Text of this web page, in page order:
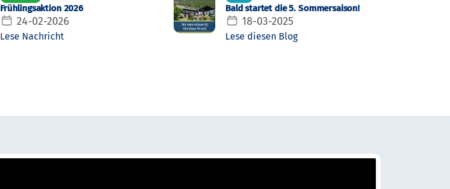
Frühlingsaktion 2026
24-02-2026
Lese Nachricht
Bald startet die 5. Sommersaison!
18-03-2025
Lese diesen Blog